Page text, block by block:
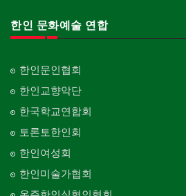
한인 문화예술 연합
한인문인협회
한인교향악단
한국학교연합회
토론토한인회
한인여성회
한인미술가협회